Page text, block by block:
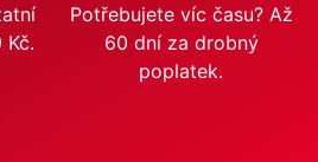
Potřebujete víc času? Až
60 dní za drobný
poplatek.